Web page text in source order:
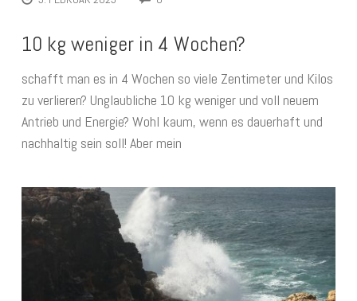
10 kg weniger in 4 Wochen?
schafft man es in 4 Wochen so viele Zentimeter und Kilos
zu verlieren? Unglaubliche 10 kg weniger und voll neuem
Antrieb und Energie? Wohl kaum, wenn es dauerhaft und
nachhaltig sein soll! Aber mein